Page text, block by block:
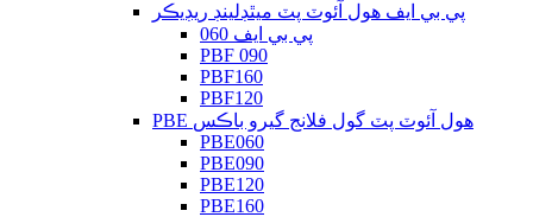
پي بي ايف هول آئوٽ پٽ ميٿڊلينڊ ريڊيڪر
پي بي ايف 060
PBF 090
PBF160
PBF120
PBE هول آئوٽ پٽ گول فلانج گيرو باڪس
PBE060
PBE090
PBE120
PBE160